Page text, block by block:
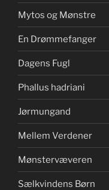
Mytos og Mønstre
En Drømmefanger
Dagens Fugl
Phallus hadriani
Jørmungand
Mellem Verdener
Mønstervæveren
Sælkvindens Børn